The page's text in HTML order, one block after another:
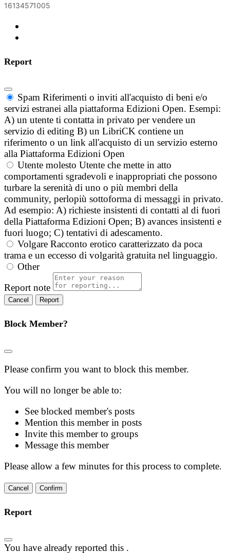
16134571005
Report
Spam Riferimenti o inviti all'acquisto di beni e/o
servizi estranei alla piattaforma Edizioni Open. Esempi:
A) un utente ti contatta in privato per vendere un
servizio di editing B) un LibriCK contiene un
riferimento o un link all'acquisto di un servizio esterno
alla Piattaforma Edizioni Open
Utente molesto Utente che mette in atto
comportamenti sgradevoli e inappropriati che possono
turbare la serenità di uno o più membri della
community, perlopiù sottoforma di messaggi in privato.
Ad esempio: A) richieste insistenti di contatti al di fuori
della Piattaforma Edizioni Open; B) avances insistenti e
fuori luogo; C) tentativi di adescamento.
Volgare Racconto erotico caratterizzato da poca
trama e un eccesso di volgarità gratuita nel linguaggio.
Other
Report note
Report
Block Member?
Please confirm you want to block this member.
You will no longer be able to:
See blocked member's posts
Mention this member in posts
Invite this member to groups
Message this member
Please allow a few minutes for this process to complete.
Confirm
Report
You have already reported this .